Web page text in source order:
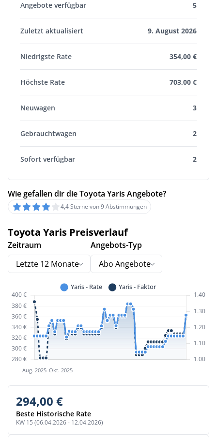
Angebote verfügbar 5
Zuletzt aktualisiert 9. August 2026
Niedrigste Rate 354,00 €
Höchste Rate 703,00 €
Neuwagen 3
Gebrauchtwagen 2
Sofort verfügbar 2
Wie gefallen dir die Toyota Yaris Angebote?
4,4 Sterne von 9 Abstimmungen
Toyota Yaris Preisverlauf
Zeitraum
Letzte 12 Monate
Angebots-Typ
Abo Angebote
294,00 €
Beste Historische Rate
KW 15 (06.04.2026 - 12.04.2026)